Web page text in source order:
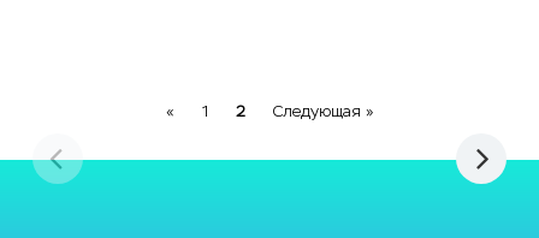
«Previous
1 2 Следующая »Next